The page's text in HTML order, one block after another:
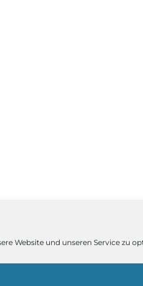
Website und unseren Service zu